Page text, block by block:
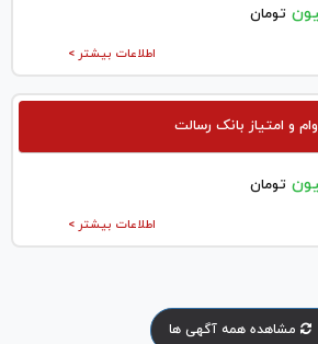
تومان
اطلاعات بیشتر >
وام و امتیاز بانک رسالت
تومان
اطلاعات بیشتر >
مشاهده همه آگهی ها